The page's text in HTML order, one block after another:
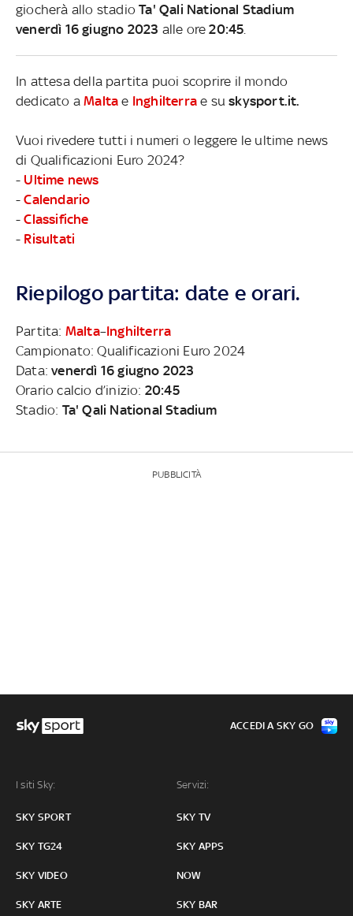
giocherà allo stadioTa' Qali National Stadium
venerdì 16 giugno 2023 alle ore20:45
In attesa della partita puoi scoprire il mondo
dedicato aMalta e Inghilterra e suskysport.it.
Vuoi rivedere tutti i numeri o leggere le ultime news
di Qualificazioni Euro 2024?
- Ultime news
-Calendario
-Classifiche
- Risultati
Riepilogo partita: date e orari.
Partita: Malta–Inghilterra
Campionato: Qualificazioni Euro 2024
Data:venerdì 16 giugno 2023
Orario calcio d’inizio: 20:45
Stadio: Ta' Qali National Stadium
PUBBLICITÀ
I siti Sky:
SKY SPORT
SKY TG24
SKY VIDEO
SKY ARTE
Servizi:
SKY TV
SKY APPS
NOW
SKY BAR
ACCEDI A SKY GO